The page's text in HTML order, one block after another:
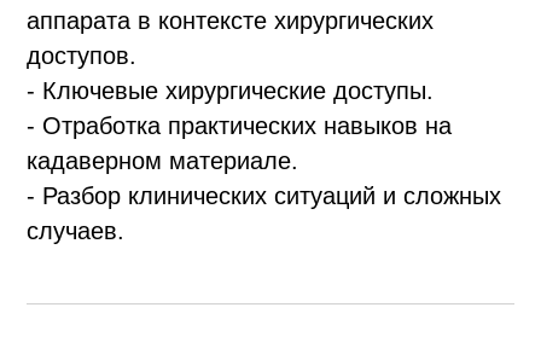
аппарата в контексте хирургических
доступов.
- Ключевые хирургические доступы.
- Отработка практических навыков на
кадаверном материале.
- Разбор клинических ситуаций и сложных
случаев.